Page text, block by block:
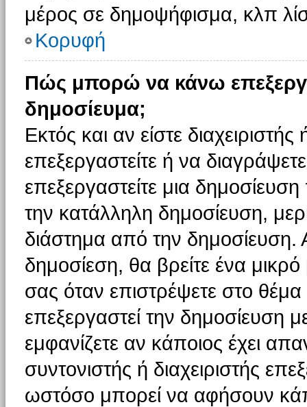
μέρος σε δημοψήφισμα, κλπ
Κορυφή
Πώς μπορώ να κάνω
δημοσίευμα;
Εκτός και αν είστε
επεξεργαστείτε ή να
επεξεργαστείτε μια
την κατάλληλη δημοσίευση,
διάστημα από την δημοσίευση.
δημοσίεση, θα βρείτε ένα
σας όταν επιστρέψετε στο
επεξεργαστεί την δημοσίευση
εμφανίζετε αν κάποιος έχει
συντονιστής ή διαχειριστής
ωστόσο μπορεί να αφήσουν